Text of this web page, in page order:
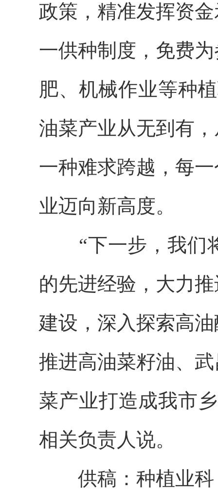
政策，精准发挥资
一供种制度，免费
肥、机械作业等种
油菜产业从无到有
一种难求跨越，每
业迈向新高度。
“下一步，我们将
的先进经验，大力
建设，深入探索高
推进高油菜籽油、
菜产业打造成我市
相关负责人说。
供稿：种植业科